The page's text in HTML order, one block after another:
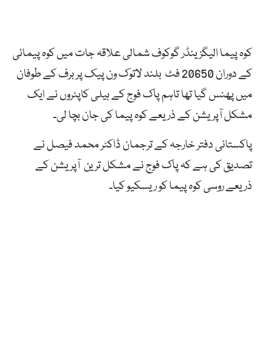
کوہ پیما الیگزینڈر گوکوف شمالی علاقہ جات میں کوہ پیمائی
کے دوران 20650 فٹ بلند لاتوک ون پیک پر برف کے طوفان
میں پھنس گیا تھا تاہم پاک فوج کے ہیلی کاپٹروں نے ایک
مشکل آپریشن کے ذریعے کوہ پیما کی جان بچا لی۔
پاکستانی دفتر خارجہ کے ترجمان ڈاکٹر محمد فیصل نے
تصدیق کی ہے کہ پاک فوج نے مشکل ترین آپریشن کے
ذریعے روسی کوہ پیما کو ریسکیو کیا۔